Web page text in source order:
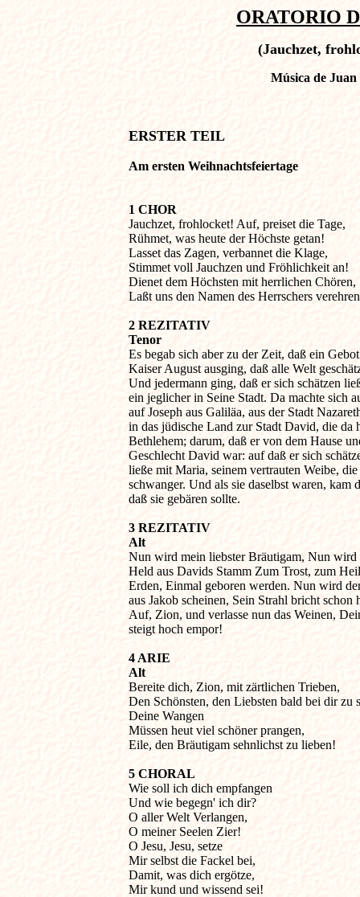
ORATORIO
(Jauchzet,
Música de Juan
ERSTER TEIL
Am ersten Weihnachtsfeiertage
1 CHOR
Jauchzet, frohlocket! Auf, preiset die Tage,
Rühmet, was heute der Höchste getan!
Lasset das Zagen, verbannet die Klage,
Stimmet voll Jauchzen und Fröhlichkeit an!
Dienet dem Höchsten mit herrlichen Chören,
Laßt uns den Namen des Herrschers
2 REZITATIV
Tenor
Es begab sich aber zu der Zeit, daß ein
Kaiser August ausging, daß alle Welt
Und jedermann ging, daß er sich schätzen
ein jeglicher in Seine Stadt. Da machte sich
auf Joseph aus Galiläa, aus der Stadt
in das jüdische Land zur Stadt David, die da
Bethlehem; darum, daß er von dem Hause
Geschlecht David war: auf daß er sich
ließe mit Maria, seinem vertrauten Weibe,
schwanger. Und als sie daselbst waren, kam
daß sie gebären sollte.
3 REZITATIV
Alt
Nun wird mein liebster Bräutigam, Nun
Held aus Davids Stamm Zum Trost, zum
Erden, Einmal geboren werden. Nun wird
aus Jakob scheinen, Sein Strahl bricht schon
Auf, Zion, und verlasse nun das Weinen,
steigt hoch empor!
4 ARIE
Alt
Bereite dich, Zion, mit zärtlichen Trieben,
Den Schönsten, den Liebsten bald bei dir zu
Deine Wangen
Müssen heut viel schöner prangen,
Eile, den Bräutigam sehnlichst zu lieben!
5 CHORAL
Wie soll ich dich empfangen
Und wie begegn' ich dir?
O aller Welt Verlangen,
O meiner Seelen Zier!
O Jesu, Jesu, setze
Mir selbst die Fackel bei,
Damit, was dich ergötze,
Mir kund und wissend sei!